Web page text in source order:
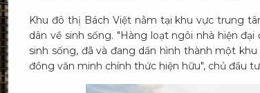
Khu đô thị Bách Việt nằm tại khu vực trung
dân về sinh sống. "Hàng loạt ngôi nhà hiện
sinh sống, đã và đang dần hình thành một
đồng văn minh chính thức hiện hữu", chủ đầu